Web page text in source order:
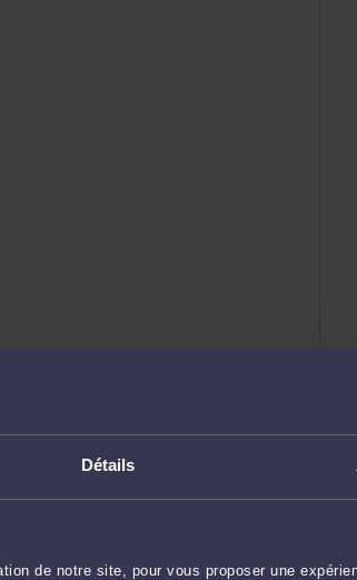
Détails
de notre site, pour vous proposer une